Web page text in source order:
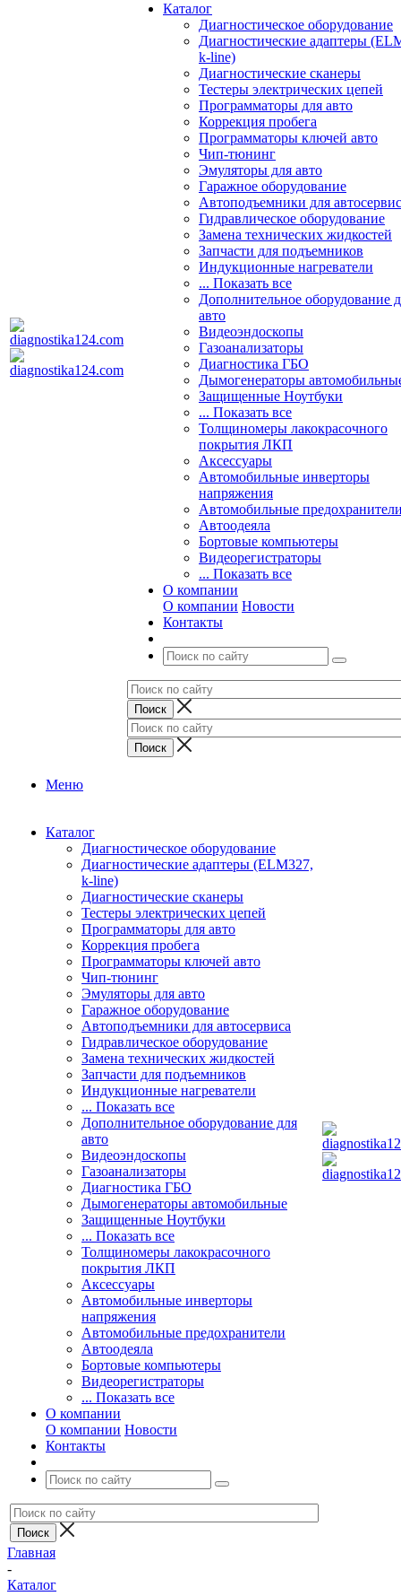
Каталог
Диагностическое оборудование
Диагностические адаптеры
k-line)
Диагностические сканеры
Тестеры электрических цепей
Программаторы для авто
Коррекция пробега
Программаторы ключей авто
Чип-тюнинг
Эмуляторы для авто
Гаражное оборудование
Автоподъемники для
Гидравлическое оборудование
Замена технических жидкостей
Запчасти для подъемников
Индукционные нагреватели
... Показать все
Дополнительное оборудование
авто
Видеоэндоскопы
Газоанализаторы
Диагностика ГБО
Дымогенераторы
Защищенные Ноутбуки
... Показать все
Толщиномеры лакокрасочного
покрытия ЛКП
Аксессуары
Автомобильные инверторы
напряжения
Автомобильные
Автоодеяла
Бортовые компьютеры
Видеорегистраторы
... Показать все
О компании
О компании Новости
Контакты
Меню
Каталог
Диагностическое оборудование
Диагностические адаптеры (ELM327,
k-line)
Диагностические сканеры
Тестеры электрических цепей
Программаторы для авто
Коррекция пробега
Программаторы ключей авто
Чип-тюнинг
Эмуляторы для авто
Гаражное оборудование
Автоподъемники для автосервиса
Гидравлическое оборудование
Замена технических жидкостей
Запчасти для подъемников
Индукционные нагреватели
... Показать все
Дополнительное оборудование для
авто
Видеоэндоскопы
Газоанализаторы
Диагностика ГБО
Дымогенераторы автомобильные
Защищенные Ноутбуки
... Показать все
Толщиномеры лакокрасочного
покрытия ЛКП
Аксессуары
Автомобильные инверторы
напряжения
Автомобильные предохранители
Автоодеяла
Бортовые компьютеры
Видеорегистраторы
... Показать все
О компании
О компании Новости
Контакты
Главная
-
Каталог